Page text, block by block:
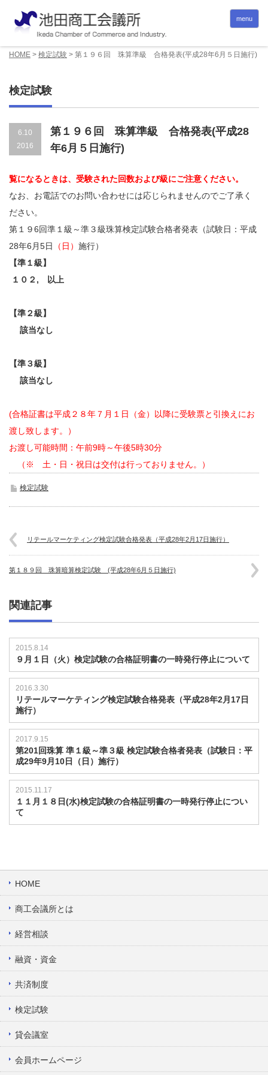
menu
HOME > 検定試験 > 第１９６回 珠算準級 合格発表(平成28年6月５日施行)
検定試験
6.10
2016
第１９６回 珠算準級 合格発表(平成28
年6月５日施行)
覧になるときは、受験された回数および級にご注意ください。
なお、お電話でのお問い合わせには応じられませんのでご了承く
ださい。
第１９6回準１級～準３級珠算検定試験合格者発表（試験日：平成
28年6月5日
（日） 施行）
【準１級】
１０２, 以上
【準２級】
該当なし
【準３級】
該当なし
(合格証書は平成２８年７ 月１日（金）以降に受験票と引換えにお
渡し致します。）
お渡し可能時間：午前9時～午後5時30分
（※ 土・日・祝日は交付は行っておりません。）
検定試験
リテールマーケティング検定試験合格発表（平成28年2月17日施行）
第１８９回 珠算暗算検定試験 (平成28年6月５日施行)
関連記事
2015.8.14
９月１日（火）検定試験の合格証明書の一時発行停止について
2016.3.30
リテールマーケティング検定試験合格発表（平成28年2月17日
施行）
2017.9.15
第201回珠算 準１級～準３級 検定試験合格者発表（試験日：平
成29年9月10日（日）施行）
2015.11.17
１１月１８日(水)検定試験の合格証明書の一時発行停止につい
て
HOME
商工会議所とは
経営相談
融資・資金
共済制度
検定試験
貸会議室
会員ホームページ